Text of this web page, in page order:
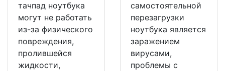
тачпад ноутбука
могут не работать
из-за физического
повреждения,
пролившейся
жидкости,
самостоятельной
перезагрузки
ноутбука является
заражением
вирусами,
проблемы с